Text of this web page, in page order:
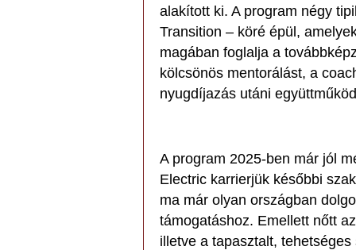
alakított ki. A program négy
Transition – köré épül,
magában foglalja a
kölcsönös mentorálást, a
nyugdíjazás utáni
A program 2025-ben már jól
Electric karrierjük későbbi
ma már olyan országban
támogatáshoz. Emellett nőtt
illetve a tapasztalt,